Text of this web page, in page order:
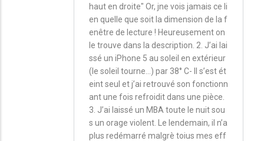
haut en droite" Or, jne vois jamais ce li
en quelle que soit la dimension de la f
enêtre de lecture ! Heureusement on
le trouve dans la description. 2. J’ai lai
ssé un iPhone 5 au soleil en extérieur
(le soleil tourne...) par 38° C- Il s’est ét
eint seul et j’ai retrouvé son fonctionn
ant une fois refroidit dans une pièce.
3. J’ai laissé un MBA toute le nuit sou
s un orage violent. Le lendemain, il n’a
plus redémarré malgrè toius mes eff